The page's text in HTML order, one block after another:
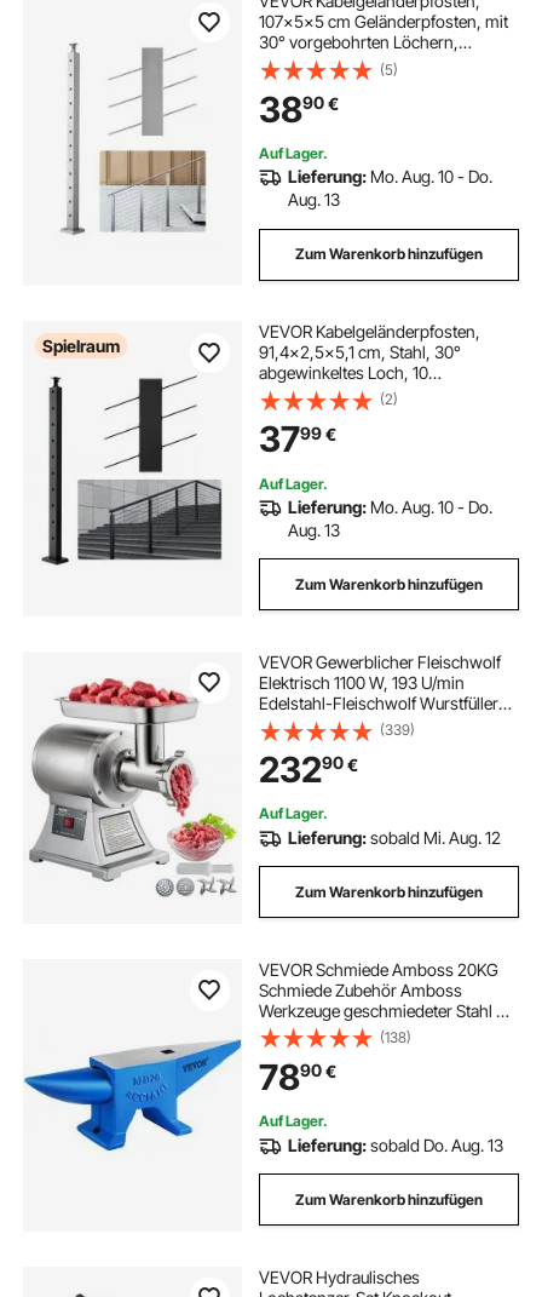
107x5x5 cm Geländerpfosten, mit
30° vorgebohrten Löchern,
Edelstahl mit horizontaler und
gebogener Halterung, 1 Stück,
Silber, 1JZLGZXYS1062TLWC001V0
(5)
3890€
Auf Lager.
Lieferung: Mo. Aug. 10 - Do.
Aug. 13
Zum Warenkorb hinzufügen
Spielraum
VEVOR Kabelgeländerpfosten,
91,4x2,5x5,1 cm, Stahl, 30°
abgewinkeltes Loch, 10
vorgebohrte Löcher, SUS304
Edelstahl-Kabelgeländerpfosten mit
gebogener Halterung, schwarz,
1JZLGZHS91424HS5GV0
(2)
3799€
Auf Lager.
Lieferung: Mo. Aug. 10 - Do.
Aug. 13
Zum Warenkorb hinzufügen
VEVOR Gewerblicher Fleischwolf
Elektrisch 1100 W, 193 U/min
Edelstahl-Fleischwolf Wurstfüller
mit Lochscheiben und Stopfer,
Hochleistungs-
Fleischwolfmaschine
Wurstfüllmaschine Silber
(339)
23290€
Auf Lager.
Lieferung:sobald Mi. Aug. 12
Zum Warenkorb hinzufügen
VEVOR Schmiede Amboss 20KG
Schmiede Zubehör Amboss
Werkzeuge geschmiedeter Stahl mit
rundem und quadratischem Loch
robust
(138)
7890€
Auf Lager.
Lieferung:sobald Do. Aug. 13
Zum Warenkorb hinzufügen
VEVOR Hydraulisches